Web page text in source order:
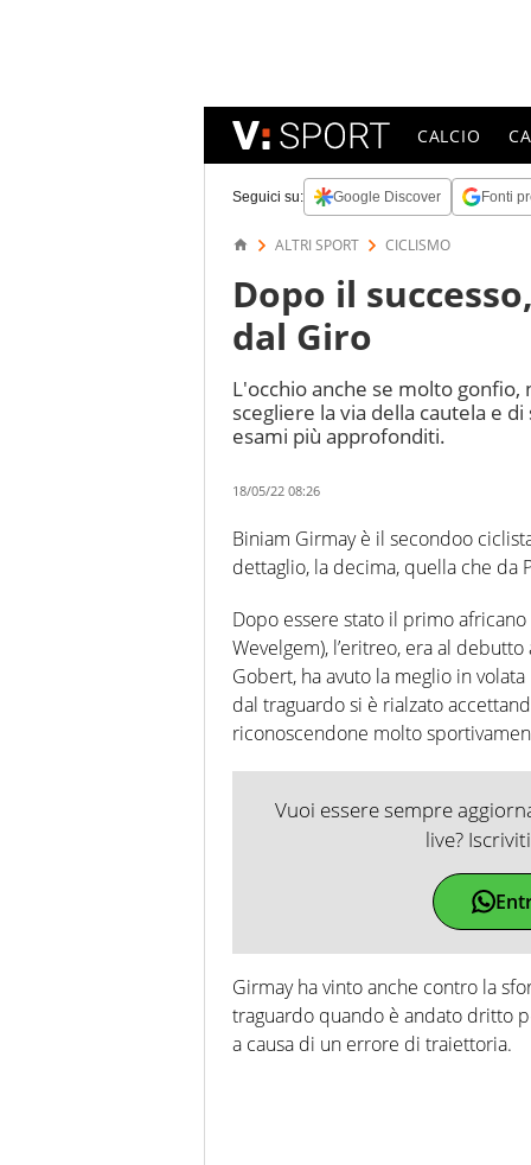
CALCIO
Seguici su: Google Discover Fonti
ALTRI SPORT CICLISMO
Dopo il
dal Giro
L'occhio anche se molto
scegliere la via della cautela e
esami più approfonditi.
18/05/22 08:26
Biniam Girmay è il secondoo
dettaglio, la decima, quella che da
Dopo essere stato il primo
Wevelgem), l’eritreo, era al
Gobert, ha avuto la meglio in
dal traguardo si è rialzato
riconoscendone molto
Vuoi essere sempre
live?
Girmay ha vinto anche contro la
traguardo quando è andato dritto
a causa di un errore di traiettoria.